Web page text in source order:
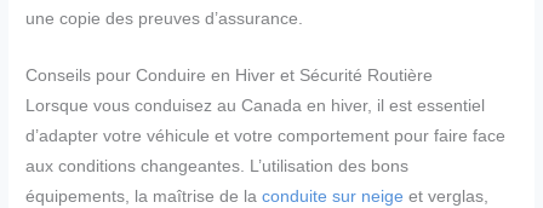
une copie des preuves d’assurance.
Conseils pour Conduire en Hiver et Sécurité Routière
Lorsque vous conduisez au Canada en hiver, il est essentiel
d’adapter votre véhicule et votre comportement pour faire face
aux conditions changeantes. L’utilisation des bons
équipements, la maîtrise de laconduite sur neige et verglas,